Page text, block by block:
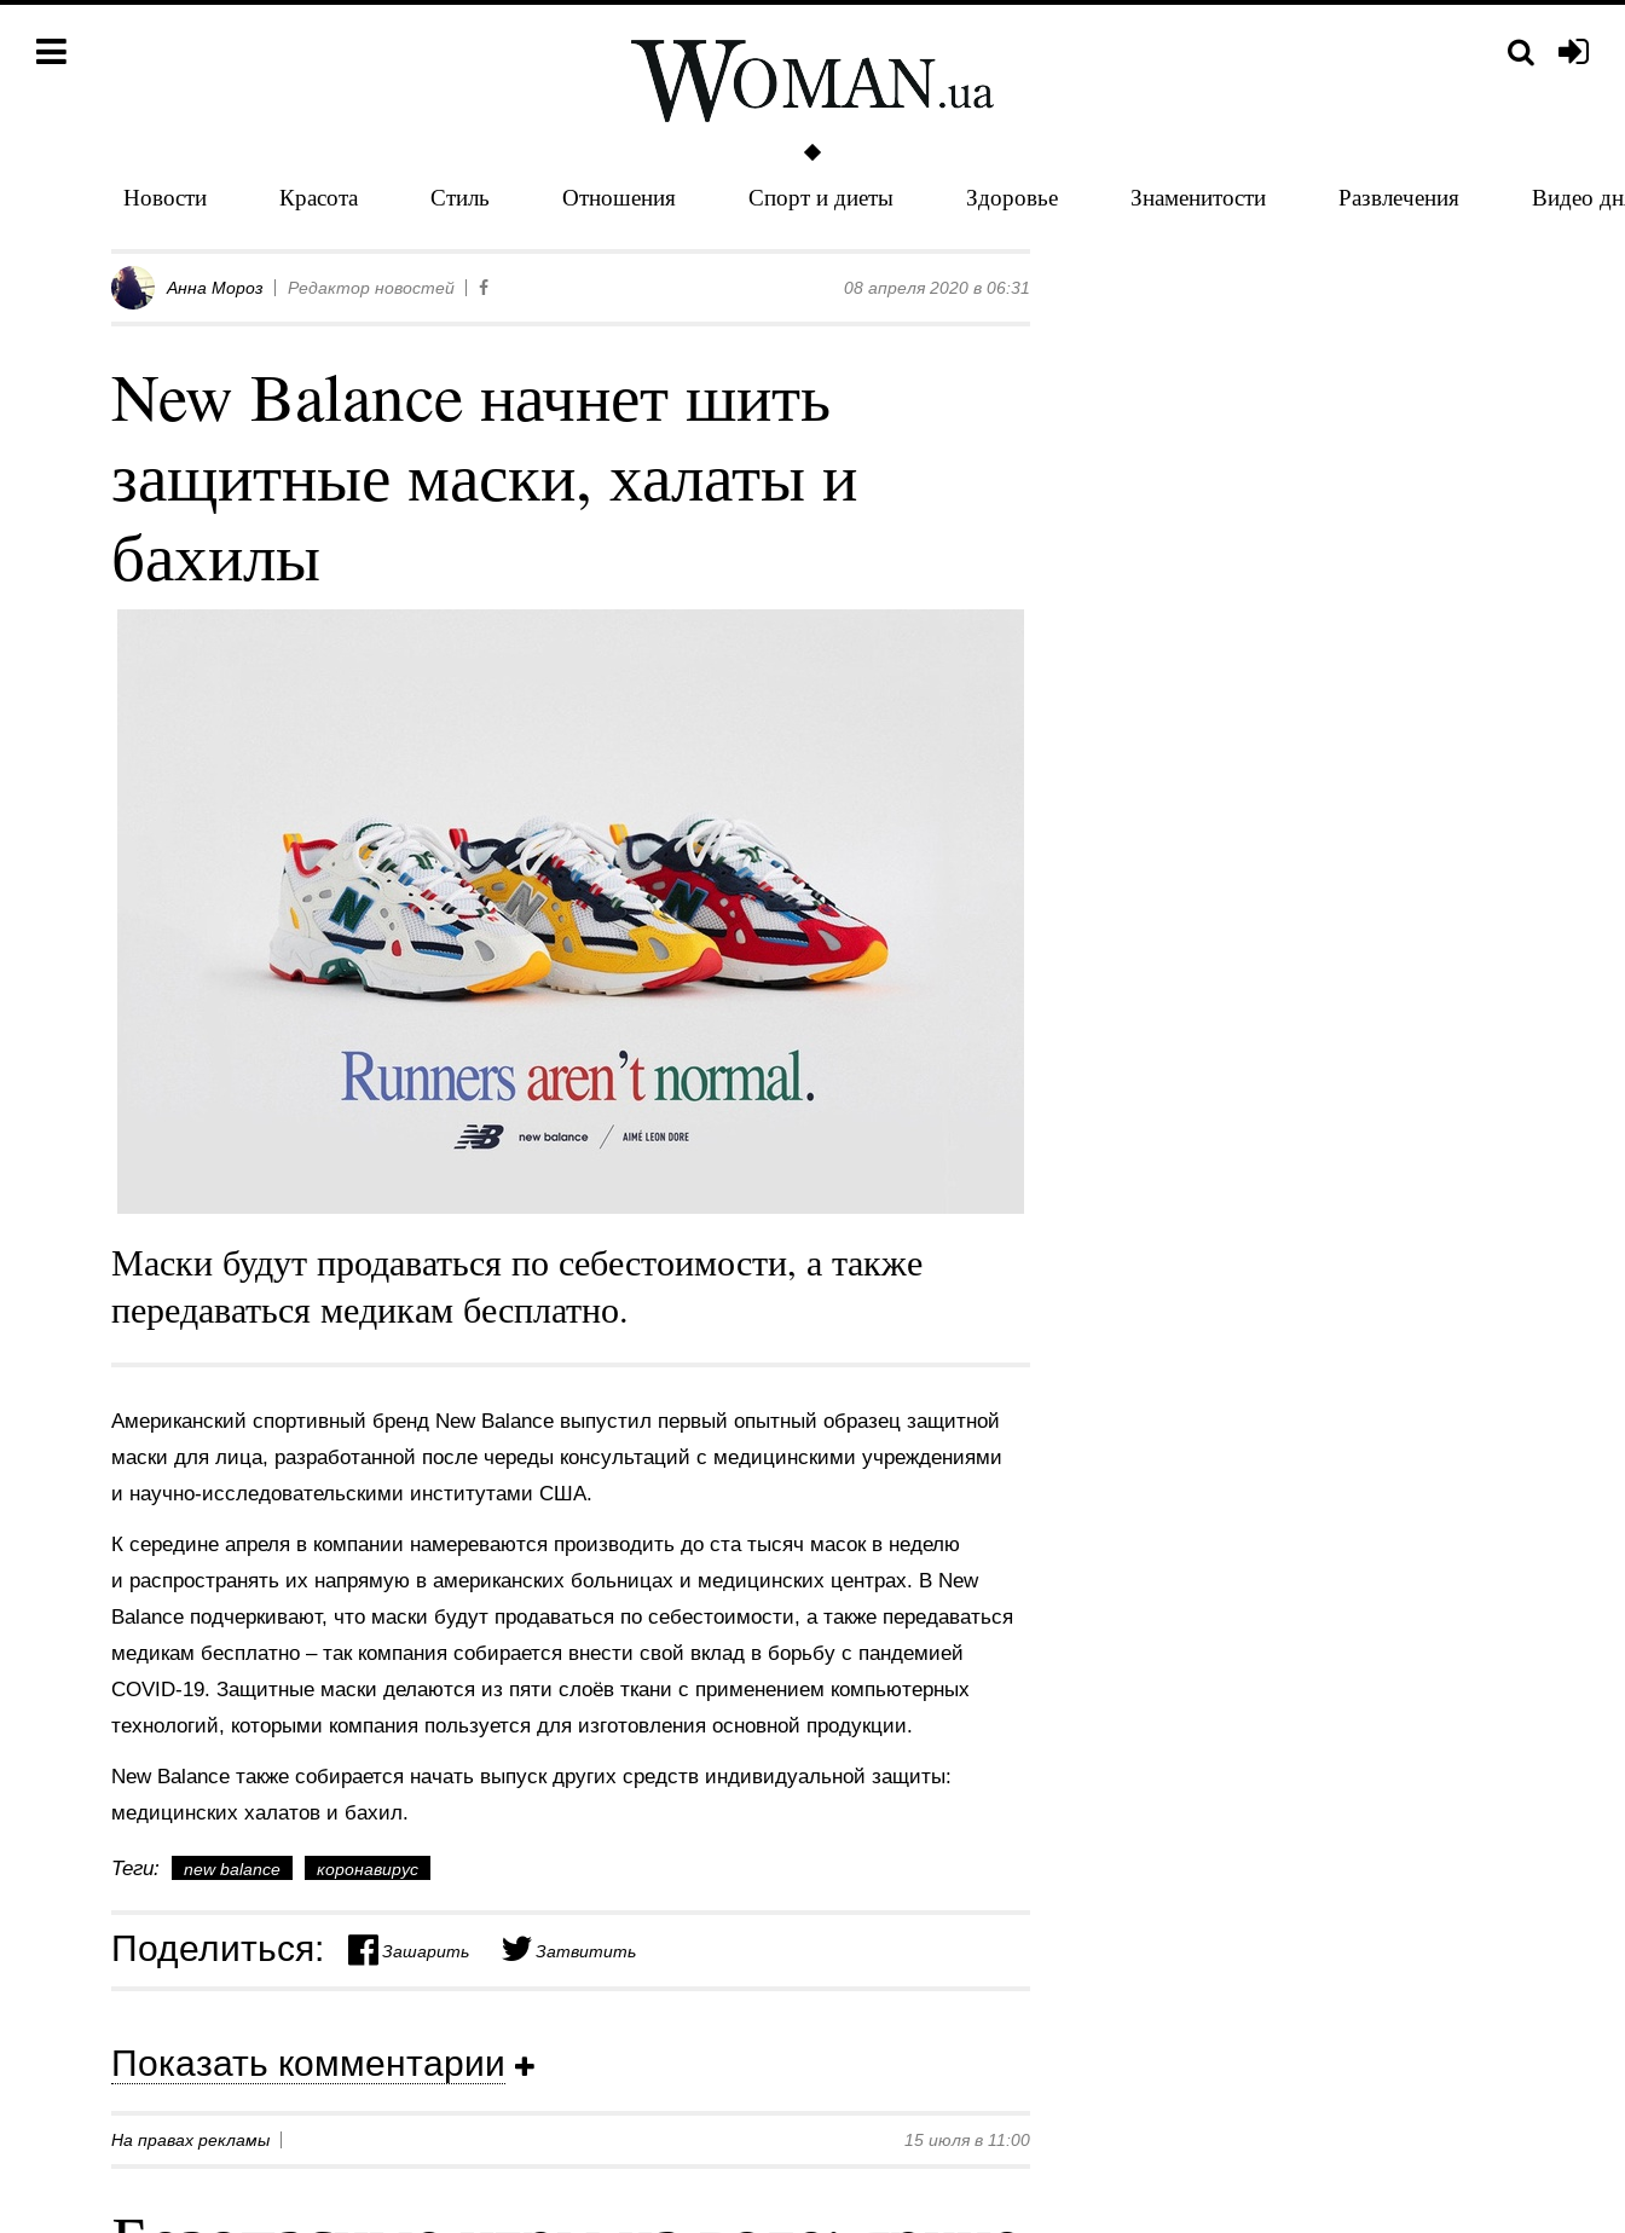
Новости Красота Стиль Отношения Спорт и диеты Здоровье Знаменитости Развлечения Видео
Анна Мороз Редактор новостей 08 апреля 2020 в 06:31
New Balance начнет шить
защитные маски, халаты и
бахилы
Маски будут продаваться по себестоимости, а также
передаваться медикам бесплатно.
Американский спортивный бренд New Balance выпустил первый опытный образец защитной
маски для лица, разработанной после череды консультаций с медицинскими учреждениями
и научно-исследовательскими институтами США.
К середине апреля в компании намереваются производить до ста тысяч масок в неделю
и распространять их напрямую в американских больницах и медицинских центрах. В New
Balance подчеркивают, что маски будут продаваться по себестоимости, а также передаваться
медикам бесплатно – так компания собирается внести свой вклад в борьбу с пандемией
COVID-19. Защитные маски делаются из пяти слоёв ткани с применением компьютерных
технологий, которыми компания пользуется для изготовления основной продукции.
New Balance также собирается начать выпуск других средств индивидуальной защиты:
медицинских халатов и бахил.
Теги: new balance коронавирус
Поделиться: Зашарить Затвитить
Показать комментарии
На правах рекламы 15 июля в 11:00